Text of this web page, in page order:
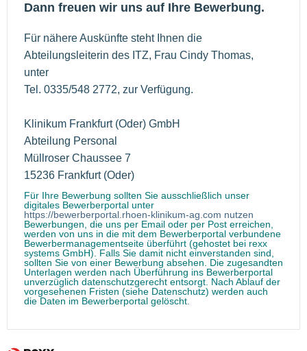
Dann freuen wir uns auf Ihre Bewerbung.
Für nähere Auskünfte steht Ihnen die
Abteilungsleiterin des ITZ, Frau Cindy Thomas,
unter
Tel. 0335/548 2772, zur Verfügung.
Klinikum Frankfurt (Oder) GmbH
Abteilung Personal
Müllroser Chaussee 7
15236 Frankfurt (Oder)
Für Ihre Bewerbung sollten Sie ausschließlich unser
digitales Bewerberportal unter
https://bewerberportal.rhoen-klinikum-ag.com nutzen
Bewerbungen, die uns per Email oder per Post erreichen,
werden von uns in die mit dem Bewerberportal verbundene
Bewerbermanagementseite überführt (gehostet bei rexx
systems GmbH). Falls Sie damit nicht einverstanden sind,
sollten Sie von einer Bewerbung absehen. Die zugesandten
Unterlagen werden nach Überführung ins Bewerberportal
unverzüglich datenschutzgerecht entsorgt. Nach Ablauf der
vorgesehenen Fristen (siehe Datenschutz) werden auch
die Daten im Bewerberportal gelöscht.